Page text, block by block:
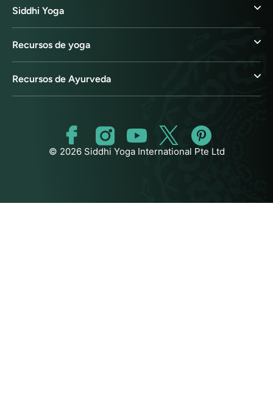
Siddhi Yoga
Recursos de yoga
Recursos de Ayurveda
© 2026 Siddhi Yoga International Pte Ltd